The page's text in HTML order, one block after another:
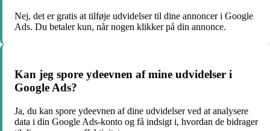
Nej, det er gratis at tilføje udvidelser til dine annoncer i Google
Ads. Du betaler kun, når nogen klikker på din annonce.
Kan jeg spore ydeevnen af mine udvidelser i
Google Ads?
Ja, du kan spore ydeevnen af dine udvidelser ved at analysere
data i din Google Ads-konto og få indsigt i, hvordan de bidrager